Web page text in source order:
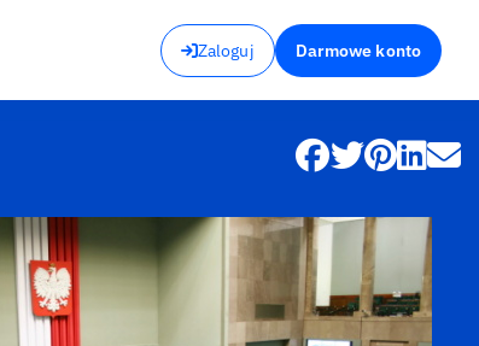
Zaloguj Darmowe konto